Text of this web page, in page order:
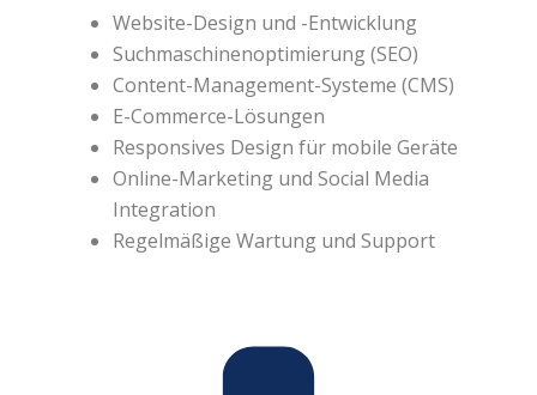
Website-Design und -Entwicklung
Suchmaschinenoptimierung (SEO)
Content-Management-Systeme (CMS)
E-Commerce-Lösungen
Responsives Design für mobile Geräte
Online-Marketing und Social Media
Integration
Regelmäßige Wartung und Support